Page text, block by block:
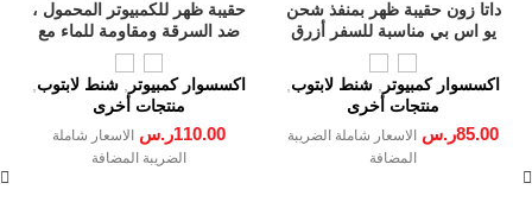
داتا زون حقيبة ظهر بمنفذ شحن
يو اس بي مناسبة للسفر أزرق
اكسسوار كمبيوتر , شنط لابتوب,
منتجات أخرى
85.00ر.س
الاسعار شاملة الضريبة
المضافة
حقيبة ظهر للكمبيوتر المحمول ،
ضد السرقة ومقاومة للماء مع
منفذ شحن يو اس بي للطالبات
الجامعيات للنساء والرجال ،
يناسب الكمبيوتر المحمول بحجم
15.6 بوصة Dz-1090 ، للجنسين
، أسود
اكسسوار كمبيوتر , شنط لابتوب,
منتجات أخرى
110.00ر.س
الاسعار شاملة
الضريبة المضافة